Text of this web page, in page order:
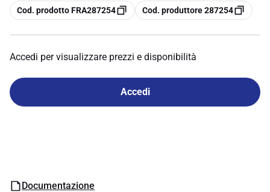
copia
Cod. prodotto FRA287254 copia
Cod. produttore 287254
Accedi per visualizzare prezzi e disponibilità
Accedi
Documentazione